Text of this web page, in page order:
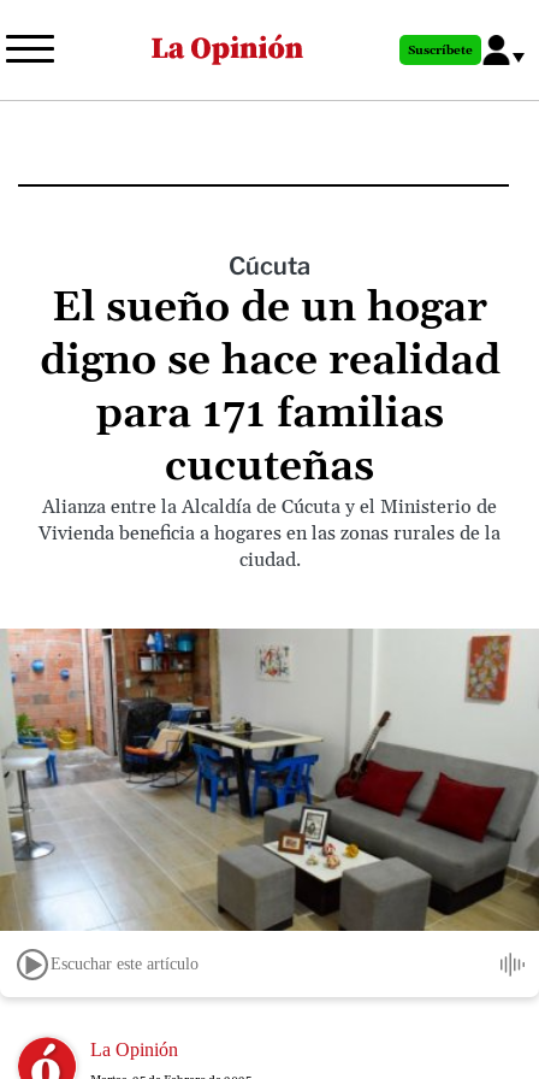
al
principal
Suscríbete
Cúcuta
El sueño de un hogar
digno se hace realidad
para 171 familias
cucuteñas
Alianza entre la Alcaldía de Cúcuta y el Ministerio de
Vivienda beneficia a hogares en las zonas rurales de la
ciudad.
Escuchar este artículo
Image La Opinión